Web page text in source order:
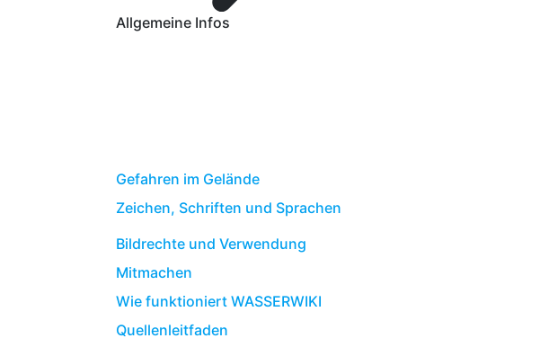
Allgemeine Infos
Gefahren im Gelände
Zeichen, Schriften und Sprachen
Bildrechte und Verwendung
Mitmachen
Wie funktioniert WASSERWIKI
Quellenleitfaden